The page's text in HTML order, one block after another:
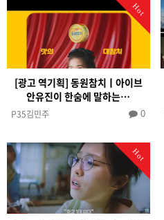
Hot
[광고 역기획] 동원참치ㅣ아이브
안유진이 한숨에 말하는…
P35김민주 0
Hot